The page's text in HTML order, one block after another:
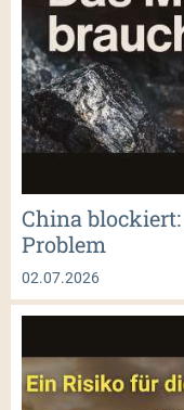
China
Problem
02.07.2026